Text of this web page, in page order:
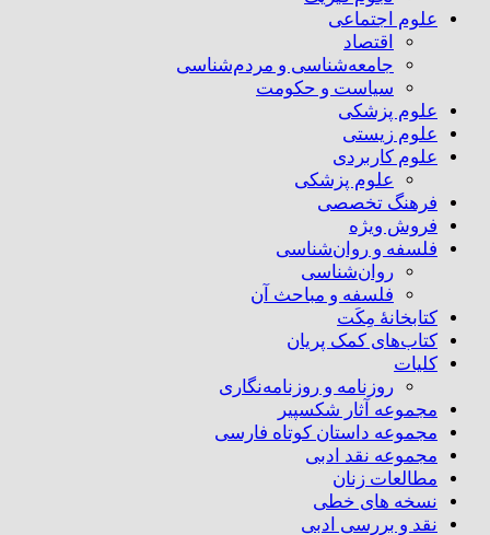
علوم اجتماعی
اقتصاد
جامعه‌شناسی و مردم‌شناسی
سیاست و حکومت
علوم پزشکی
علوم زیستی
علوم کاربردی
علوم پزشکی
فرهنگ تخصصی
فروش ویژه
فلسفه و روان‌شناسی
روان‌شناسی
فلسفه و مباحث آن
کتابخانۀ مِکَت
کتاب‌های کمک پریان
کلیات
روزنامه و روزنامه‌نگاری
مجموعه آثار شکسپیر
مجموعه داستان کوتاه فارسی
مجموعه نقد ادبی
مطالعات زنان
نسخه های خطی
نقد و بررسی ادبی